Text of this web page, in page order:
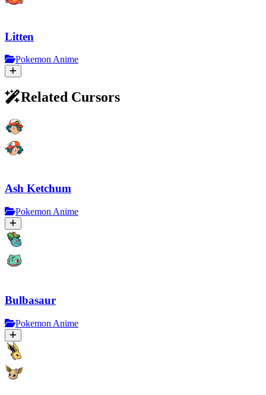
Litten
Pokemon Anime
Related Cursors
Ash Ketchum
Pokemon Anime
Bulbasaur
Pokemon Anime